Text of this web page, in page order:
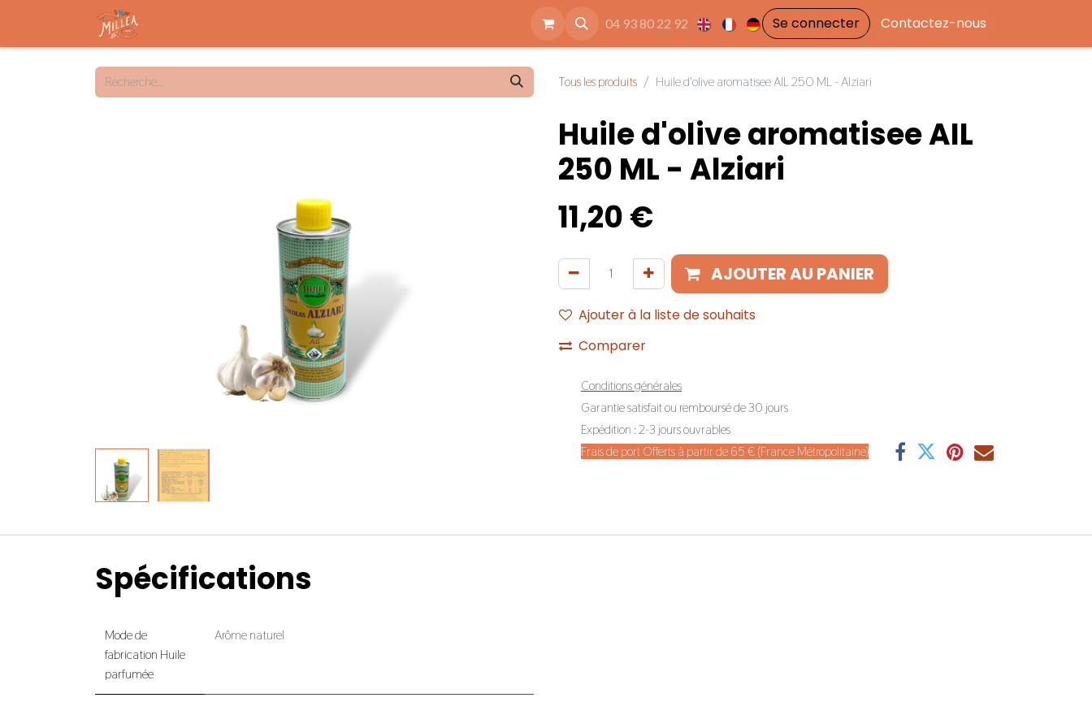
Qui sommes nous Nos engagements
04 93 80 22 92 Se connecter Contactez-nous
Tous les produits Huile d'olive aromatisee AIL 250 ML - Alziari
Huile d'olive aromatisee AIL
250 ML - Alziari
11,20€
AJOUTER AU PANIER
Ajouter à la liste de souhaits
Comparer
Conditions générales
Garantie satisfait ou remboursé de 30 jours
Expédition : 2-3 jours ouvrables
Frais de port Offerts à partir de 65 € (France Métropolitaine)
Spécifications
Mode de
fabrication Huile
parfumée
Arôme naturel